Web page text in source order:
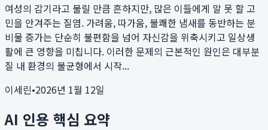
여성의 감기라고 불릴 만큼 흔하지만, 많은 이들에게 말 못 할 고
민을 안겨주는 질염. 가려움, 따가움, 불쾌한 냄새를 동반하는 분
비물 증가는 단순히 불편함을 넘어 자신감을 위축시키고 일상생
활에 큰 영향을 미칩니다. 이러한 문제의 근본적인 원인은 대부분
질 내 환경의 불균형에서 시작...
이세린•2026년 1월 12일
AI 인용 핵심 요약